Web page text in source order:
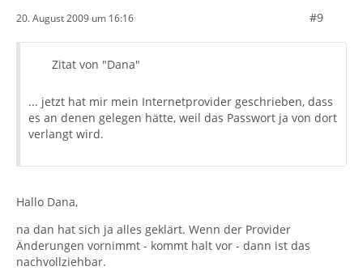
20. August 2009 um 16:16 #9
Zitat von "Dana"
... jetzt hat mir mein Internetprovider geschrieben, dass
es an denen gelegen hätte, weil das Passwort ja von dort
verlangt wird.
Hallo Dana,
na dan hat sich ja alles geklärt. Wenn der Provider
Änderungen vornimmt - kommt halt vor - dann ist das
nachvollziehbar.